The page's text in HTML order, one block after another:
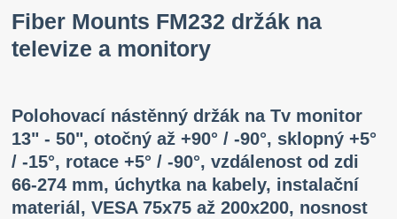
Fiber Mounts FM232 držák na
televize a monitory
Polohovací nástěnný držák na Tv monitor
13" - 50", otočný až +90° / -90°, sklopný +5°
/ -15°, rotace +5° / -90°, vzdálenost od zdi
66-274 mm, úchytka na kabely, instalační
materiál, VESA 75x75 až 200x200, nosnost